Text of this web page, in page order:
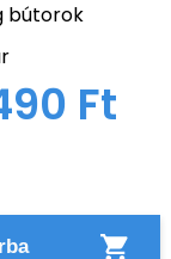
bútorok
Ft